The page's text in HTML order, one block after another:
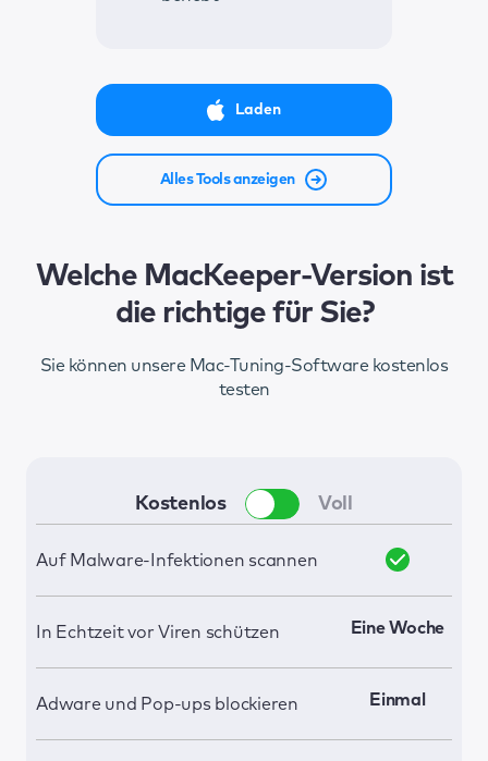
Laden
Alles Tools anzeigen
Welche MacKeeper-Version ist
die richtige für Sie?
Sie können unsere Mac-Tuning-Software kostenlos
testen
Kostenlos Voll
Auf Malware-Infektionen scannen
In Echtzeit vor Viren schützen Eine Woche
Adware und Pop-ups blockieren Einmal